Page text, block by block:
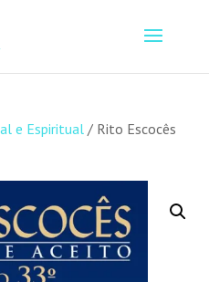
e Espiritual / Rito Escocês